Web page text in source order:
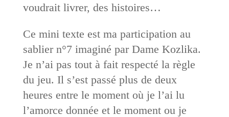
voudrait livrer, des histoires…
Ce mini texte est ma participation au
sablier n°7 imaginé par Dame Kozlika.
Je n’ai pas tout à fait respecté la règle
du jeu. Il s’est passé plus de deux
heures entre le moment où je l’ai lu
l’amorce donnée et le moment ou je